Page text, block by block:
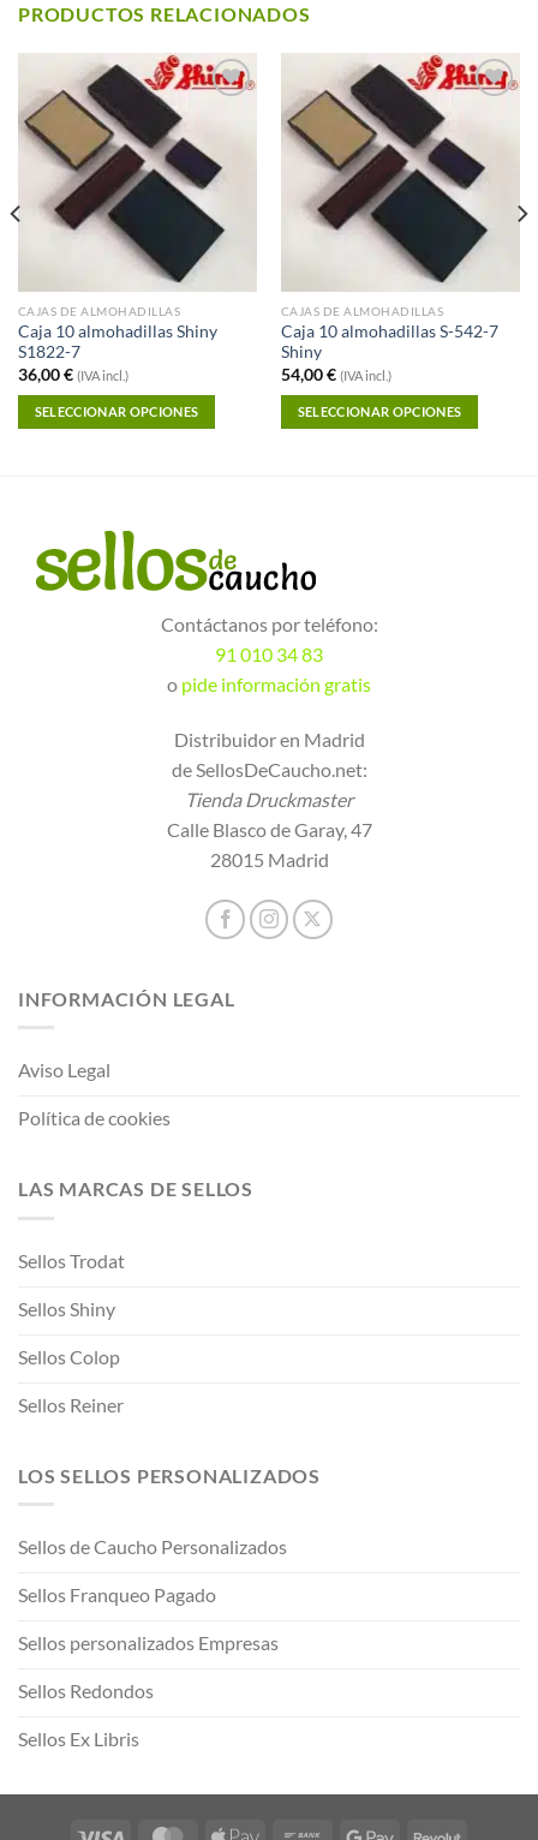
PRODUCTOS RELACIONADOS
CAJAS DE ALMOHADILLAS
Caja 10 almohadillas Shiny
S1822-7
36,00€ (IVA incl.)
SELECCIONAR OPCIONES
CAJAS DE ALMOHADILLAS
Caja 10 almohadillas S-542-7
Shiny
54,00€ (IVA incl.)
SELECCIONAR OPCIONES
Contáctanos por teléfono:
91 010 34 83
o pide información gratis
Distribuidor en Madrid
de SellosDeCaucho.net:
Tienda Druckmaster
Calle Blasco de Garay, 47
28015 Madrid
INFORMACIÓN LEGAL
Aviso Legal
Política de cookies
LAS MARCAS DE SELLOS
Sellos Trodat
Sellos Shiny
Sellos Colop
Sellos Reiner
LOS SELLOS PERSONALIZADOS
Sellos de Caucho Personalizados
Sellos Franqueo Pagado
Sellos personalizados Empresas
Sellos Redondos
Sellos Ex Libris